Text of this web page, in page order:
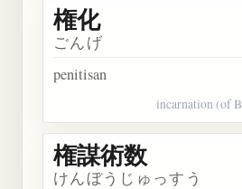
権化
ごんげ
penitisan
incarnation (of
権謀術数
けんぼうじゅっすう